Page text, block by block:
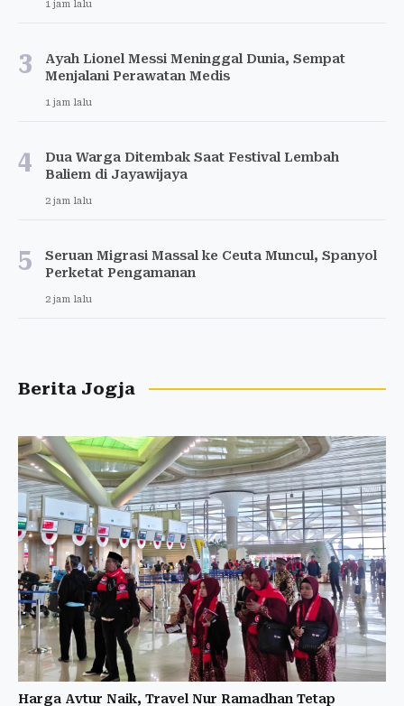
1 jam lalu
3
Ayah Lionel Messi Meninggal Dunia, Sempat
Menjalani Perawatan Medis
1 jam lalu
4
Dua Warga Ditembak Saat Festival Lembah
Baliem di Jayawijaya
2 jam lalu
5
Seruan Migrasi Massal ke Ceuta Muncul, Spanyol
Perketat Pengamanan
2 jam lalu
Berita Jogja
Harga Avtur Naik, Travel Nur Ramadhan Tetap